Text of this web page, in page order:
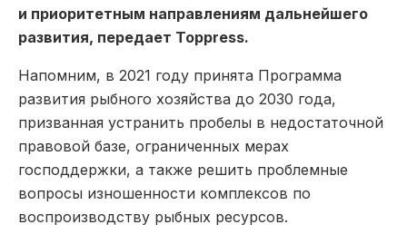
и приоритетным направлениям дальнейшего
развития, передает Toppress.
Напомним, в 2021 году принята Программа
развития рыбного хозяйства до 2030 года,
призванная устранить пробелы в недостаточной
правовой базе, ограниченных мерах
господдержки, а также решить проблемные
вопросы изношенности комплексов по
воспроизводству рыбных ресурсов.